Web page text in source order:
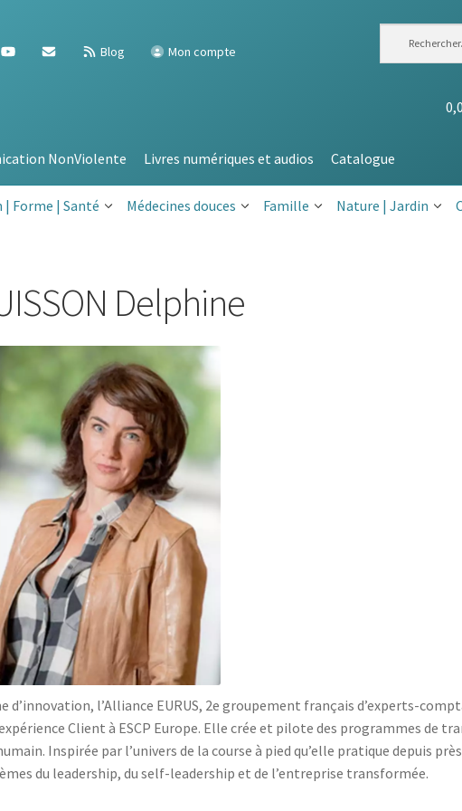
Blog Mon compte
NonViolente Livres numériques et audios Catalogue
Forme | Santé Médecines douces Famille Nature | Jardin
Delphine
l’Alliance EURUS, 2e groupement français d’experts-
Client à ESCP Europe. Elle crée et pilote des programmes de
Inspirée par l’univers de la course à pied qu’elle pratique depuis
du leadership, du self-leadership et de l’entreprise transformée.